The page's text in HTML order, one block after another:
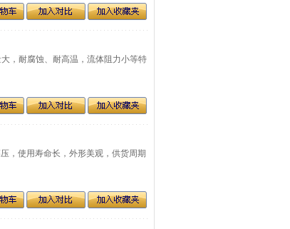
，耐腐蚀、耐高温，流体阻力小等特
，使用寿命长，外形美观，供货周期